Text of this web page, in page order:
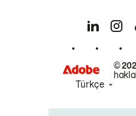
©
Türkçe